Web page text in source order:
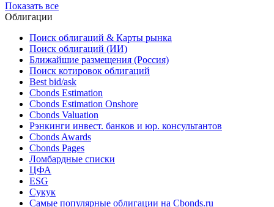
Объем новых выпусков
государственных
еврооблигаций - Таиланд
Показать все
Облигации
Поиск облигаций & Карты рынка
Поиск облигаций (ИИ)
Ближайшие размещения (Россия)
Поиск котировок облигаций
Best bid/ask
Cbonds Estimation
Cbonds Estimation Onshore
Cbonds Valuation
Рэнкинги инвест. банков и юр. консультантов
Cbonds Awards
Cbonds Pages
Ломбардные списки